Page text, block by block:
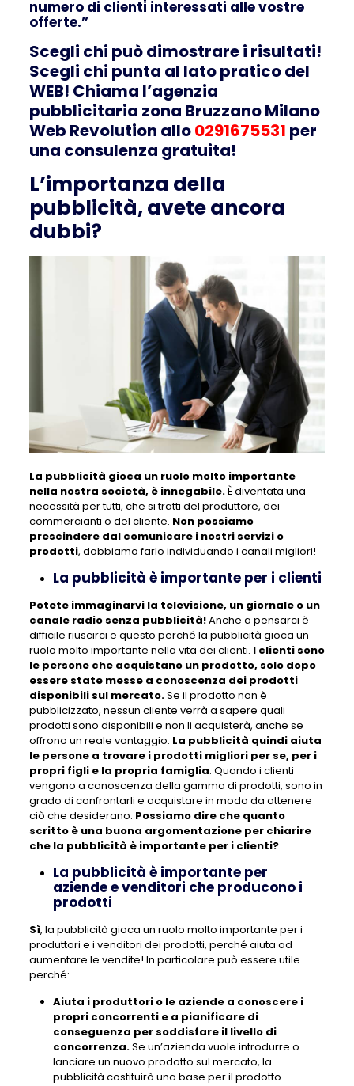
numero di clienti interessati alle vostre
offerte.”
Scegli chi può dimostrare i risultati!
Scegli chi punta al lato pratico del
WEB! Chiama l’agenzia
pubblicitaria zona Bruzzano Milano
Web Revolution allo0291675531 per
una consulenza gratuita!
L’importanza della
pubblicità, avete ancora
dubbi?
La pubblicità gioca un ruolo molto importante
nella nostra società, è innegabile.È diventata una
necessità per tutti, che si tratti del produttore, dei
commercianti o del cliente. Non possiamo
prescindere dal comunicare i nostri servizi o
prodotti, dobbiamo farlo individuando i canali migliori!
La pubblicità è importante per i clienti
Potete immaginarvi la televisione, un giornale o un
canale radio senza pubblicità!Anche a pensarci è
difficile riuscirci e questo perché la pubblicità gioca un
ruolo molto importante nella vita dei clienti. I clienti sono
le persone che acquistano un prodotto, solo dopo
essere state messe a conoscenza dei prodotti
disponibili sul mercato.Se il prodotto non è
pubblicizzato, nessun cliente verrà a sapere quali
prodotti sono disponibili e non li acquisterà, anche se
offrono un reale vantaggio. La pubblicità quindi aiuta
le persone a trovare i prodotti migliori per se, per i
propri figli e la propria famiglia. Quando i clienti
vengono a conoscenza della gamma di prodotti, sono in
grado di confrontarli e acquistare in modo da ottenere
ciò che desiderano. Possiamo dire che quanto
scritto è una buona argomentazione per chiarire
che la pubblicità è importante per i clienti?
La pubblicità è importante per
aziende e venditori che producono i
prodotti
Sì, la pubblicità gioca un ruolo molto importante per i
produttori e i venditori dei prodotti, perché aiuta ad
aumentare le vendite! In particolare può essere utile
perché:
Aiuta i produttori o le aziende a conoscere i
propri concorrenti e a pianificare di
conseguenza per soddisfare il livello di
concorrenza.Se un’azienda vuole introdurre o
lanciare un nuovo prodotto sul mercato, la
pubblicità costituirà una base per il prodotto.